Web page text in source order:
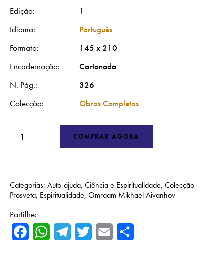
Edição
1
Idioma
Português
Formato
145 x 210
Encadernação
Cartonada
N. Pág.
326
Colecção
Obras Completas
COMPRAR AGORA
Categorias: Auto-ajuda, Ciência e Espiritualidade, Colecção
Prosveta, Espiritualidade, Omraam Mikhael Aivanhov
Partilhe:
W